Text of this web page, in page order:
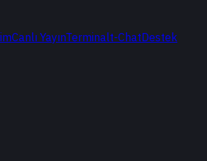
Canlı YayınTerminalt-ChatDestek